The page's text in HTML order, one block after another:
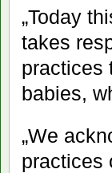
„Today
takes
practices
babies,
„We
practices